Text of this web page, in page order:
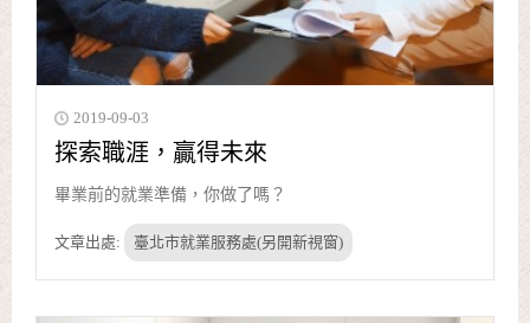
2019-09-03
探索職涯，贏得未來
畢業前的就業準備，你做了嗎？
文章出處: 臺北市就業服務處(另開新視窗)